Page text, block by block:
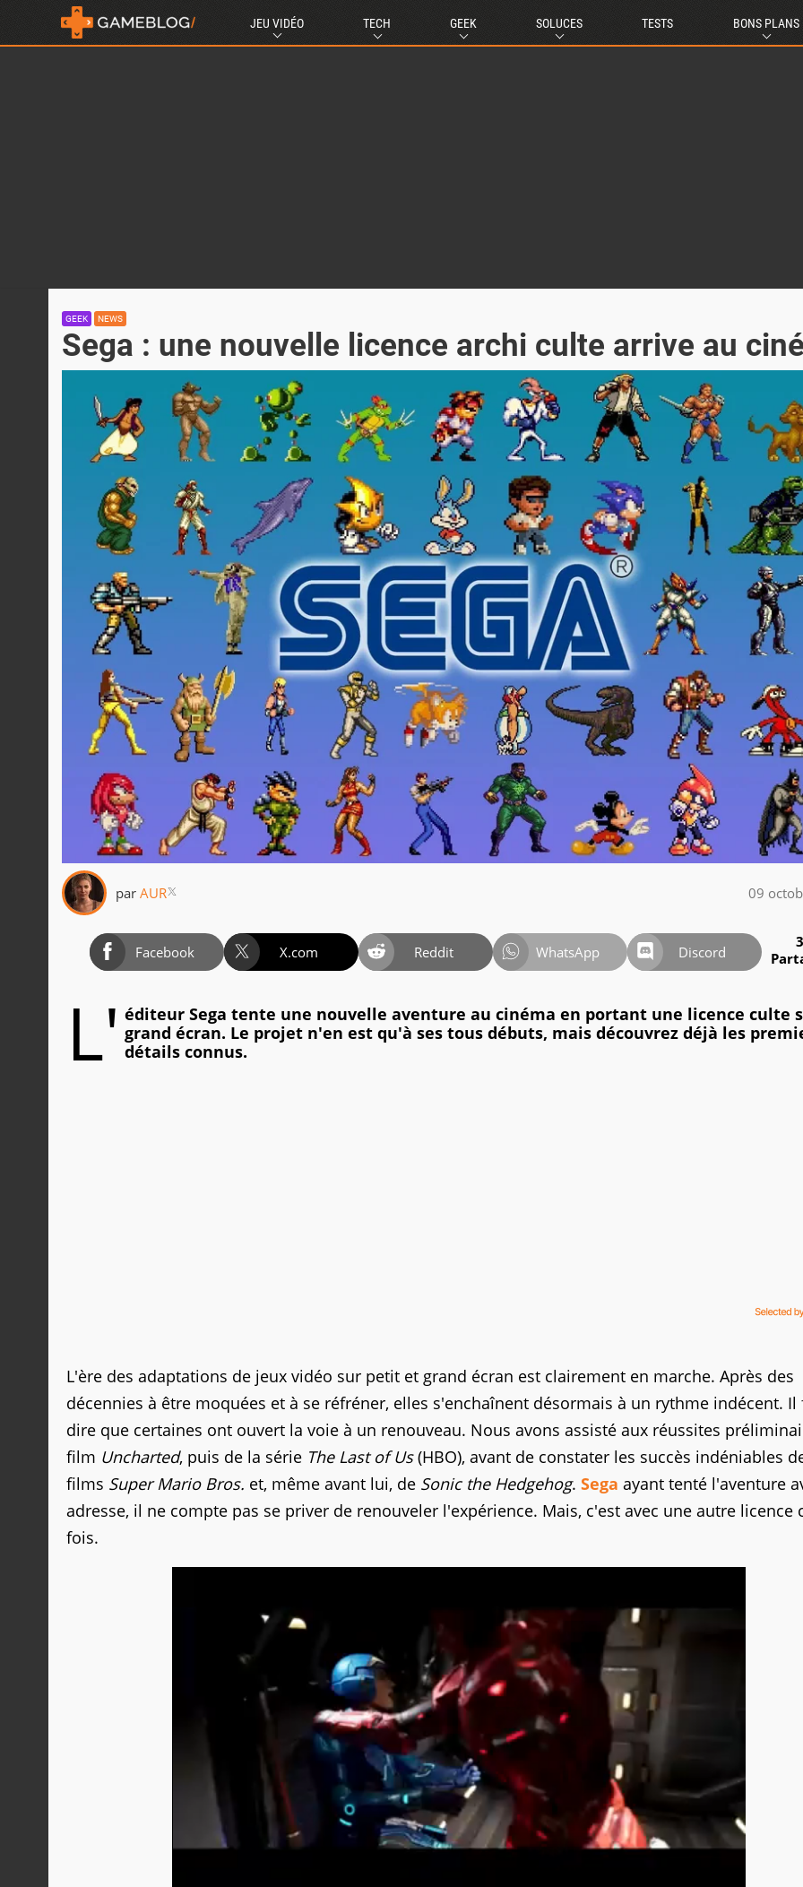
JEU VIDÉO TECH GEEK SOLUCES TESTS BONS PLANS
GEEK NEWS
Sega : une nouvelle licence archi culte arrive au
par AUR 09
Facebook X.com Reddit WhatsApp Discord
3
L' éditeur Sega tente une nouvelle aventure au cinéma en portant une licence culte
grand écran. Le projet n'en est qu'à ses tous débuts, mais découvrez déjà les
détails connus.
L'ère des adaptations de jeux vidéo sur petit et grand écran est clairement en marche. Après des
décennies à être moquées et à se réfréner, elles s'enchaînent désormais à un rythme indécent. Il
dire que certaines ont ouvert la voie à un renouveau. Nous avons assisté aux réussites
film Uncharted, puis de la série The Last of Us(HBO), avant de constater les succès indéniables
films Super Mario Bros. et, même avant lui, de Sonic the Hedgehog. Sega ayant tenté l'aventure
adresse, il ne compte pas se priver de renouveler l'expérience. Mais, c'est avec une autre licence
fois.